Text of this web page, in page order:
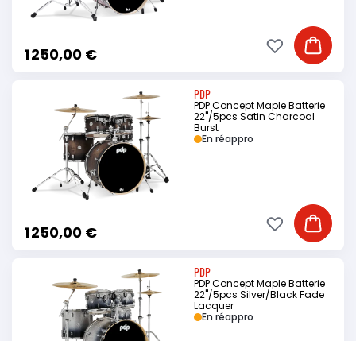
1 250,00 € Ajouter
Ajouter à ma
PDP
PDP Concept Maple Batterie
22"/5pcs Satin Charcoal
Burst
1 250,00 €
En réappro
Ajouter
Ajouter à ma
PDP
PDP Concept Maple Batterie
22"/5pcs Silver/Black Fade
Lacquer
En réappro